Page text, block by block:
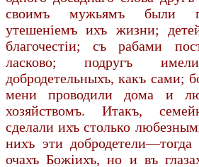
своимъ мужьямъ были
утешенiемъ ихъ жизни;
благочестiи; съ рабами
ласково; подругъ
добродетельныхъ, какъ сами;
мени проводили дома и
хозяйствомъ. Итакъ,
сделали ихъ столько
нихъ эти
очахъ Божiихъ, но и въ